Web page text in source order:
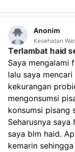
dalam
Jika darah
atau Anda
diperiksa.
Jika ada
kehamilan,
Catat
Perhatikan
makin berat.
Bila haid
konsultasi
cukup
Anonim
Kesehatan
Terlambat haid
Saya mengalami
lalu saya
kekurangan
mengonsumsi
konsumsi pisang
Seharusnya
saya blm haid.
kemarin